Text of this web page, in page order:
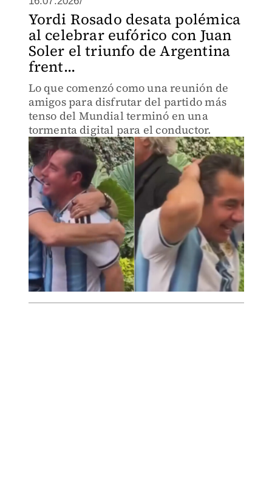
Yordi Rosado desata polémica
al celebrar eufórico con Juan
Soler el triunfo de Argentina
frent...
Lo que comenzó como una reunión de
amigos para disfrutar del partido más
tenso del Mundial terminó en una
tormenta digital para el conductor.